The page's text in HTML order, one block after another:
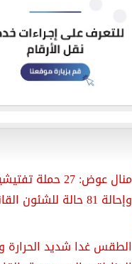
وإحالة 81 حالة للشئون القانونية
الطقس غدا شديد الحرارة